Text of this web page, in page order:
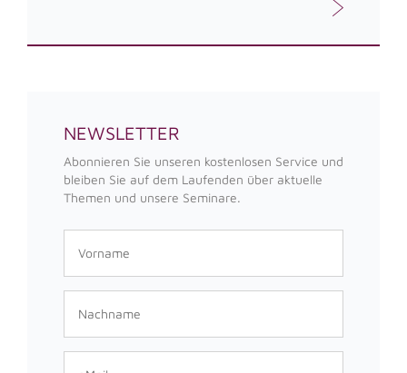
NEWSLETTER
Abonnieren Sie unseren kostenlosen Service und
bleiben Sie auf dem Laufenden über aktuelle
Themen und unsere Seminare.